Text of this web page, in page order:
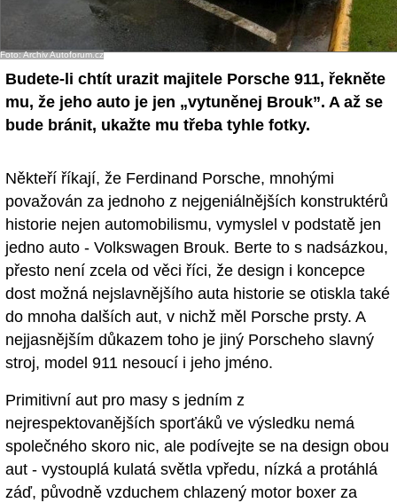
- Ostatní
Diskuzní fórum
Sledujte nás!
Foto: Archiv Autoforum.cz
Budete-li chtít urazit majitele Porsche 911, řekněte
mu, že jeho auto je jen „vytuněnej Brouk”. A až se
bude bránit, ukažte mu třeba tyhle fotky.
Někteří říkají, že Ferdinand Porsche, mnohými
považován za jednoho z nejgeniálnějších konstruktérů
historie nejen automobilismu, vymyslel v podstatě jen
jedno auto - Volkswagen Brouk. Berte to s nadsázkou,
přesto není zcela od věci říci, že design i koncepce
dost možná nejslavnějšího auta historie se otiskla také
do mnoha dalších aut, v nichž měl Porsche prsty. A
nejjasnějším důkazem toho je jiný Porscheho slavný
stroj, model 911 nesoucí i jeho jméno.
Primitivní aut pro masy s jedním z
nejrespektovanějších sporťáků ve výsledku nemá
společného skoro nic, ale podívejte se na design obou
aut - vystouplá kulatá světla vpředu, nízká a protáhlá
záď, původně vzduchem chlazený motor boxer za